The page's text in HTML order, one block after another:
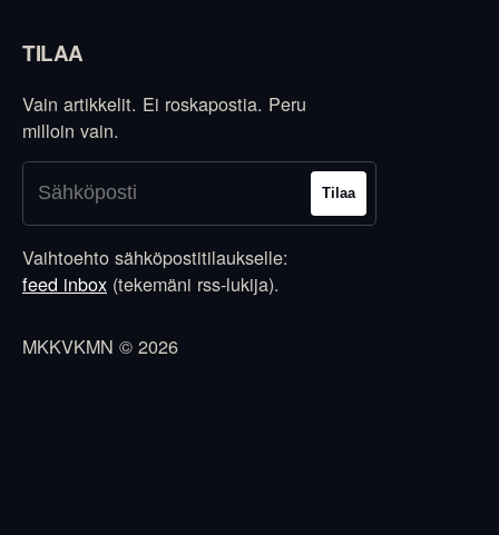
TILAA
Vain artikkelit. Ei roskapostia. Peru
milloin vain.
Tilaa
Vaihtoehto sähköpostitilaukselle:
feed inbox (tekemäni rss-lukija).
MKKVKMN © 2026